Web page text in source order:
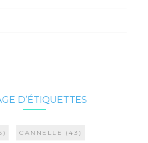
D’ÉTIQUETTES
CANNELLE (43)